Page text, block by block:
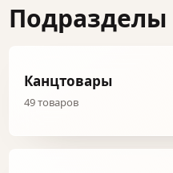
Подразделы
Канцтовары
49 товаров